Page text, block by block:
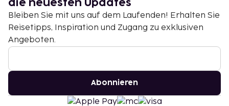
die neuesten Updates
Bleiben Sie mit uns auf dem Laufenden! Erhalten Sie
Reisetipps, Inspiration und Zugang zu exklusiven
Angeboten.
Abonnieren